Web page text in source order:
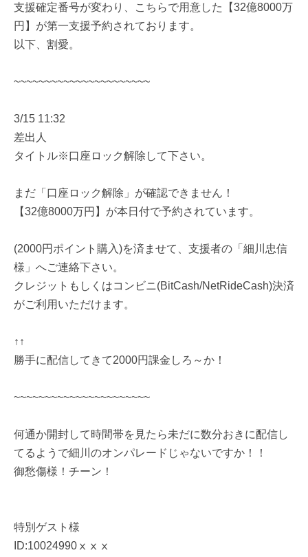
支援確定番号が変わり、こちらで用意した【32億8000万
円】が第一支援予約されております。
以下、割愛。
~~~~~~~~~~~~~~~~~~~~~~
3/15 11:32
差出人
タイトル※口座ロック解除して下さい。
まだ「口座ロック解除」が確認できません！
【32億8000万円】が本日付で予約されています。
(2000円ポイント購入)を済ませて、支援者の「細川忠信
様」へご連絡下さい。
クレジットもしくはコンビニ(BitCash/NetRideCash)決済
がご利用いただけます。
↑↑
勝手に配信してきて2000円課金しろ～か！
~~~~~~~~~~~~~~~~~~~~~~
何通か開封して時間帯を見たら未だに数分おきに配信し
てるようで細川のオンパレードじゃないですか！！
御愁傷様！チーン！
特別ゲスト様
ID:10024990ⅹⅹⅹ